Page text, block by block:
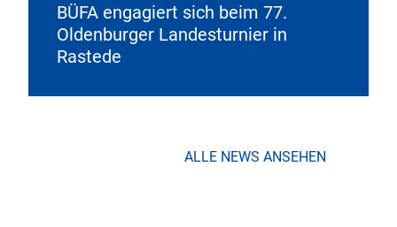
BÜFA engagiert sich beim 77.
Oldenburger Landesturnier in
Rastede
ALLE NEWS ANSEHEN